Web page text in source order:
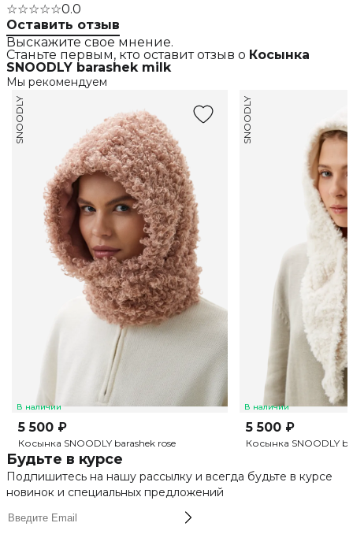
☆☆☆☆☆0.0
Оставить отзыв
Выскажите свое мнение.
Станьте первым, кто оставит отзыв о Косынка
SNOODLY barashek milk
Мы рекомендуем
В наличии
SNOODLY
5 500 ₽
Косынка SNOODLY barashek rose
В наличии
SNOODLY
5 500 ₽
Косынка SNOODLY
Будьте в курсе
Подпишитесь на нашу рассылку и всегда будьте в курсе
новинок и специальных предложений